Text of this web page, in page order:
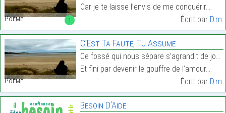
1
Poème:
Car je te laisse l’envis de me conquérir.…
Écrit par D.m.
Poème:
C’Est Ta Faute, Tu Assume
Ce fossé qui nous sépare s’agrandit de jour en jou
Et fini par devenir le gouffre de l’amour.…
Écrit par D.m.
Besoin D’Aide